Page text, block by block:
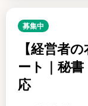
募集中
【経営者
ート｜秘
応